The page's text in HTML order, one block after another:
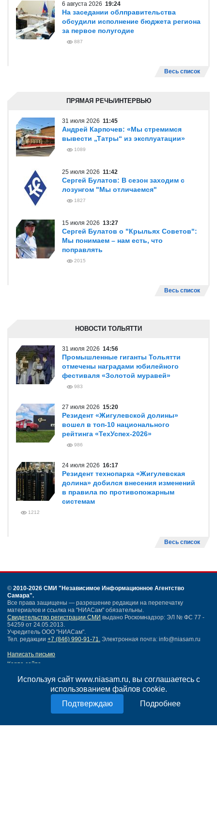
Используя сайт www.niasam.ru, вы соглашаетесь с
использованием файлов cookie.
Подробнее
6 августа 2026 19:24
На заседании облправительства
обсудили исполнение бюджета региона
за первое полугодие
887
Весь список
ПРЯМАЯ РЕЧЬ/ИНТЕРВЬЮ
31 июля 2026 11:45
Андрей Карпочев: «Мы стремимся
вывести „Татры“ из эксплуатации»
1089
25 июля 2026 11:42
Сергей Булатов: В сезон заходим с
лозунгом "Мы отличаемся"
1827
15 июля 2026 13:27
Сергей Булатов о "Крыльях Советов":
Мы понимаем – нам есть, что
поправлять
2015
Весь список
НОВОСТИ ТОЛЬЯТТИ
31 июля 2026 14:56
Промышленные гиганты Тольятти
отмечены наградами юбилейного
фестиваля «Золотой муравей»
983
27 июля 2026 15:20
Резидент «Жигулевской долины»
вошел в топ-10 национального
рейтинга «ТехУспех-2026»
986
24 июля 2026 16:17
Резидент технопарка «Жигулевская
долина» добился внесения изменений
в правила по противопожарным
системам
1212
Весь список
© 2010-2026 СМИ "Независимое Информационное Агентство
Самара".
Все права защищены — разрешение редакции на перепечатку
материалов и ссылка на "НИАСам" обязательны.
Свидетельство регистрации СМИ выдано Роскомнадзор: ЭЛ № ФС 77 -
54259 от 24.05.2013.
Учредитель ООО "НИАСам".
Тел. редакции +7 (846) 990-91-71. Электронная почта: info@niasam.ru
Написать письмо
Карта сайта
Политика конфиденциальности
Согласие на обработку персональных данных